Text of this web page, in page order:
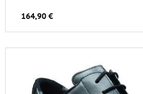
164,90 €